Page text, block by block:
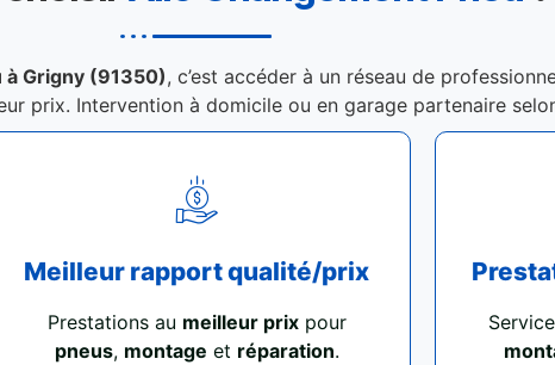
à Grigny (91350), c’est accéder à un réseau de
prix. Intervention à domicile ou en garage partenaire
Meilleur rapport qualité/prix
Prestations au meilleur prixpour
pneus, montage et réparation.
Service